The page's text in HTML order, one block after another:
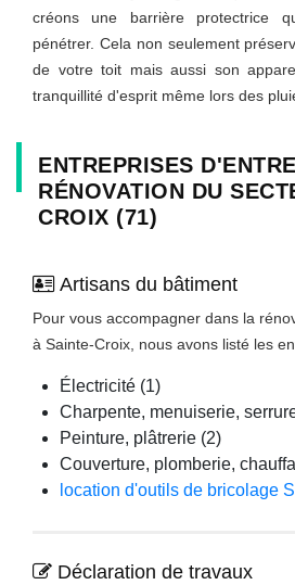
créons une barrière protectrice
pénétrer. Cela non seulement
de votre toit mais aussi son
tranquillité d'esprit même lors des
ENTREPRISES
RÉNOVATION DU
CROIX (71)
Artisans du bâtiment
Pour vous accompagner dans la
à Sainte-Croix, nous avons listé les
Électricité (1)
Charpente, menuiserie,
Peinture, plâtrerie (2)
Couverture, plomberie,
location d'outils de bricolage
Déclaration de travaux